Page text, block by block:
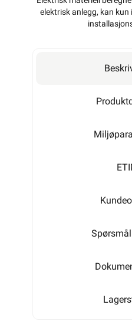
elektrisk anlegg, kan